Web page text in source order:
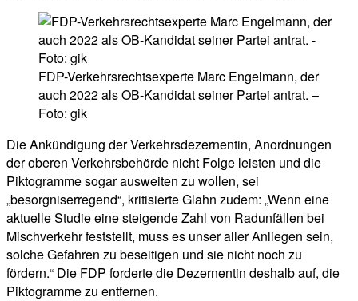
FDP-Verkehrsrechtsexperte Marc Engelmann, der
auch 2022 als OB-Kandidat seiner Partei antrat. –
Foto: gik
Die Ankündigung der Verkehrsdezernentin, Anordnungen
der oberen Verkehrsbehörde nicht Folge leisten und die
Piktogramme sogar ausweiten zu wollen, sei
„besorgniserregend“, kritisierte Glahn zudem: „Wenn eine
aktuelle Studie eine steigende Zahl von Radunfällen bei
Mischverkehr feststellt, muss es unser aller Anliegen sein,
solche Gefahren zu beseitigen und sie nicht noch zu
fördern.“ Die FDP forderte die Dezernentin deshalb auf, die
Piktogramme zu entfernen.